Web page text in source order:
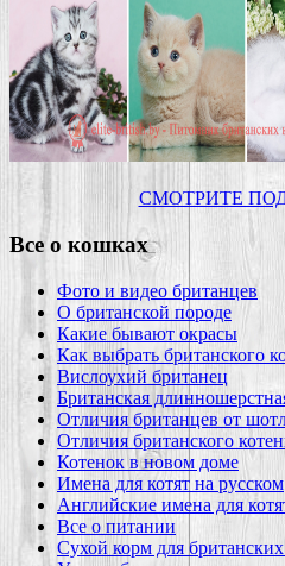
СМОТРИТЕ
Все о кошках
Фото и видео британцев
О британской породе
Какие бывают окрасы
Как выбрать британского
Вислоухий британец
Британская
Отличия британцев от
Отличия британского
Котенок в новом доме
Имена для котят на русском
Английские имена для
Все о питании
Сухой корм для